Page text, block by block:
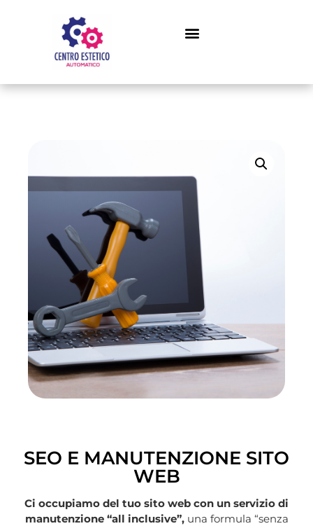
SEO E MANUTENZIONE SITO
WEB
Ci occupiamo del tuo sito web con un servizio di
manutenzione “all inclusive”, una formula “senza